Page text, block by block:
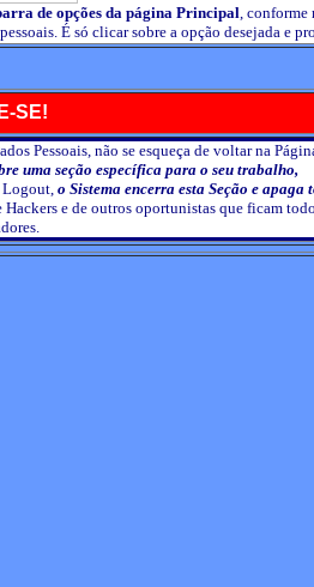
de opções da página Principal, conforme
É só clicar sobre a opção desejada e
SE!
Pessoais, não se esqueça de voltar na
uma seção específica para o seu trabalho,
Logout,o Sistema encerra esta Seção e apaga
Hackers e de outros oportunistas que ficam